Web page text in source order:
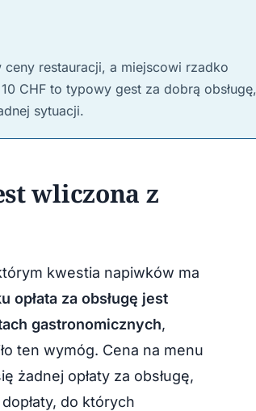
restauracji, a miejscowi rzadko
CHF to typowy gest za dobrą obsługę,
sytuacji.
wliczona z
kwestia napiwków ma
opłata za obsługę jest
gastronomicznych,
ten wymóg. Cena na menu
żadnej opłaty za obsługę,
do których